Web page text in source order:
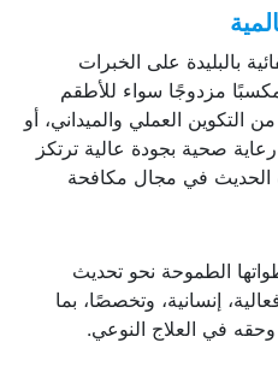
بالبليدة على الخبرات
مكسبًا مزدوجًا سواء للأطقم
التكوين العملي والميداني، أو
صحية بجودة عالية ترتكز
في مجال مكافحة
الطموحة نحو تحديث
إنسانية، وتخصصًا، بما
في العلاج النوعي.